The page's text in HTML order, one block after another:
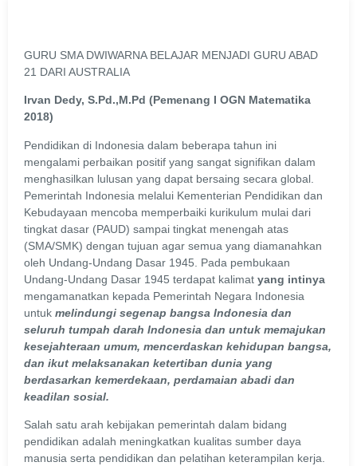
GURU SMA DWIWARNA BELAJAR MENJADI GURU ABAD
21 DARI AUSTRALIA
Irvan Dedy, S.Pd.,M.Pd (Pemenang I OGN Matematika
2018)
Pendidikan di Indonesia dalam beberapa tahun ini
mengalami perbaikan positif yang sangat signifikan dalam
menghasilkan lulusan yang dapat bersaing secara global.
Pemerintah Indonesia melalui Kementerian Pendidikan dan
Kebudayaan mencoba memperbaiki kurikulum mulai dari
tingkat dasar (PAUD) sampai tingkat menengah atas
(SMA/SMK) dengan tujuan agar semua yang diamanahkan
oleh Undang-Undang Dasar 1945. Pada pembukaan
Undang-Undang Dasar 1945 terdapat kalimat yang intinya
mengamanatkan kepada Pemerintah Negara Indonesia
untuk melindungi segenap bangsa Indonesia dan
seluruh tumpah darah Indonesia dan untuk memajukan
kesejahteraan umum, mencerdaskan kehidupan bangsa,
dan ikut melaksanakan ketertiban dunia yang
berdasarkan kemerdekaan, perdamaian abadi dan
keadilan sosial.
Salah satu arah kebijakan pemerintah dalam bidang
pendidikan adalah meningkatkan kualitas sumber daya
manusia serta pendidikan dan pelatihan keterampilan kerja.